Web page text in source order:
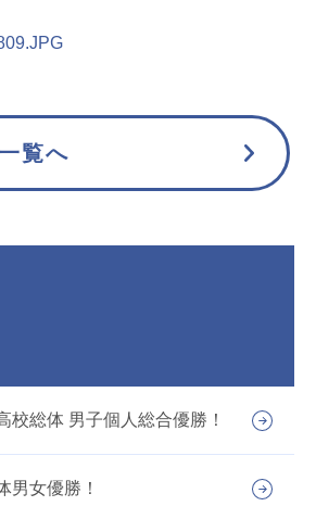
覧へ
校総体 男子個人総合優勝！
男女優勝！